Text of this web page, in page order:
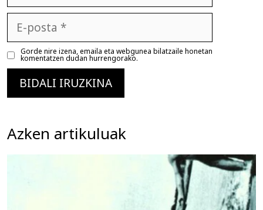
posta
Gorde nire izena, emaila eta webgunea bilatzaile honetan
komentatzen dudan hurrengorako.
Azken artikuluak